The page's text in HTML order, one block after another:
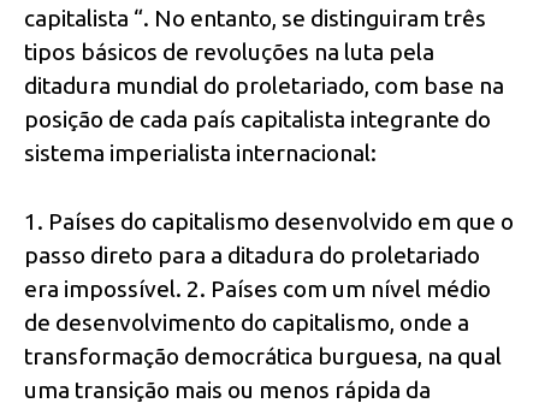
capitalista “. No entanto, se distinguiram três
tipos básicos de revoluções na luta pela
ditadura mundial do proletariado, com base na
posição de cada país capitalista integrante do
sistema imperialista internacional:
1. Países do capitalismo desenvolvido em que o
passo direto para a ditadura do proletariado
era impossível. 2. Países com um nível médio
de desenvolvimento do capitalismo, onde a
transformação democrática burguesa, na qual
uma transição mais ou menos rápida da